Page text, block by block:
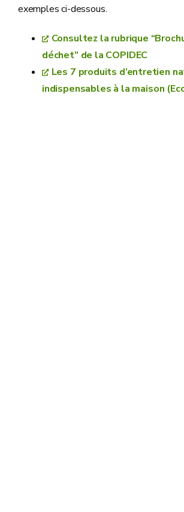
exemples ci-dessous.
Consultez la rubrique
déchet” de la COPIDEC
Les 7 produits d’entretien
indispensables à la maison